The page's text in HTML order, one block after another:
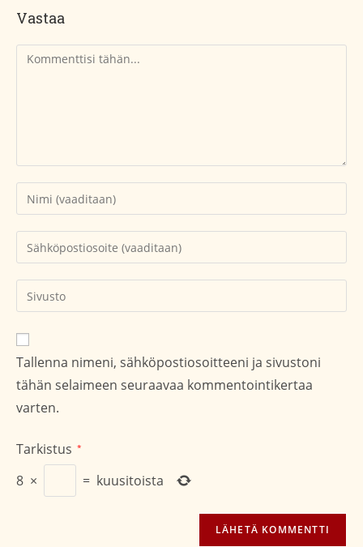
Vastaa
Kommentti
Kirjoita
nimesi
tai
käyttäjätunnuksesi
Kirjoita
sähköpostiosoitteesi
kommentoidaksesi
Kirjoita
sivustosi
verkko-
osoite/URL
(valinnainen)
Tallenna nimeni, sähköpostiosoitteeni ja sivustoni
tähän selaimeen seuraavaa kommentointikertaa
varten.
Tarkistus *
8 × = kuusitoista